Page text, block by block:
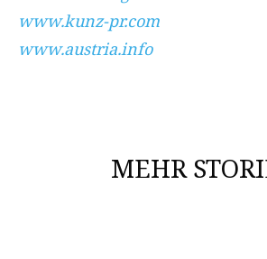
www.kunz-pr.com
www.austria.info
MEHR